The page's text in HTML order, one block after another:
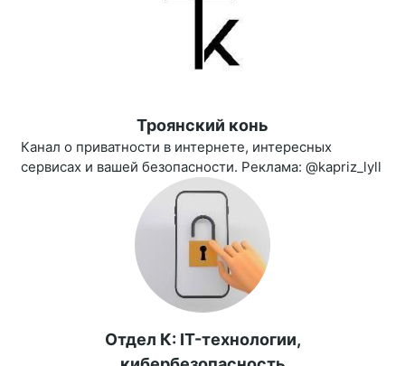
Троянский конь
Канал о приватности в интернете, интересных
сервисах и вашей безопасности. Реклама: @kapriz_lyll
Отдел К: IT-технологии,